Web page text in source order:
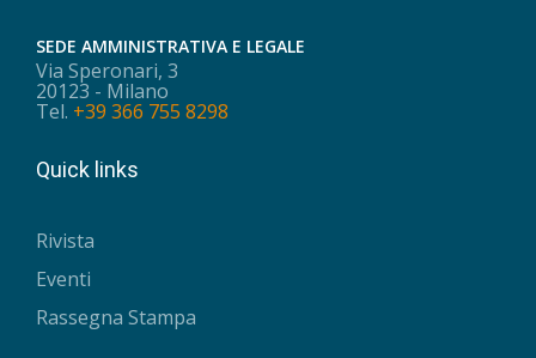
SEDE AMMINISTRATIVA E LEGALE
Via Speronari, 3
20123 - Milano
Tel. +39 366 755 8298
Quick links
Rivista
Eventi
Rassegna Stampa